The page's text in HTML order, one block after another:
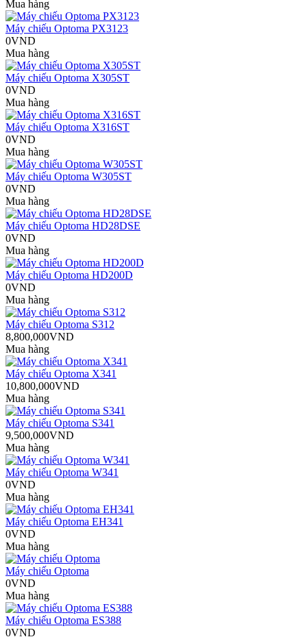
Mua hàng
Máy chiếu Optoma PX3123
0VND
Mua hàng
Máy chiếu Optoma X305ST
0VND
Mua hàng
Máy chiếu Optoma X316ST
0VND
Mua hàng
Máy chiếu Optoma W305ST
0VND
Mua hàng
Máy chiếu Optoma HD28DSE
0VND
Mua hàng
Máy chiếu Optoma HD200D
0VND
Mua hàng
Máy chiếu Optoma S312
8,800,000VND
Mua hàng
Máy chiếu Optoma X341
10,800,000VND
Mua hàng
Máy chiếu Optoma S341
9,500,000VND
Mua hàng
Máy chiếu Optoma W341
0VND
Mua hàng
Máy chiếu Optoma EH341
0VND
Mua hàng
Máy chiếu Optoma
0VND
Mua hàng
Máy chiếu Optoma ES388
0VND